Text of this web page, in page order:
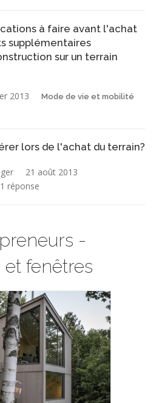
à faire avant l'achat
supplémentaires
sur un terrain
2013 Mode de vie et mobilité
lors de l'achat du terrain?
21 août 2013
1 réponse
-
et fenêtres